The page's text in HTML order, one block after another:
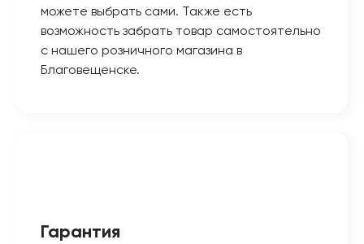
можете выбрать сами. Также есть
возможность забрать товар самостоятельно
с нашего розничного магазина в
Благовещенске.
Гарантия